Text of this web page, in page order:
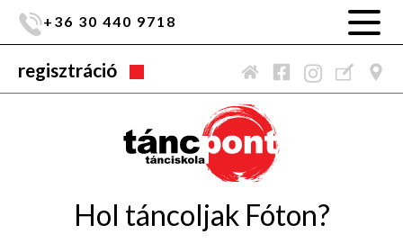
+36 30 440 9718
regisztráció
Hol táncoljak Fóton?